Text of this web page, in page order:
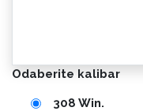
Odaberite kalibar
308 Win.